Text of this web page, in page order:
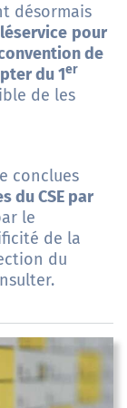
désormais
pour
de
du 1er
de les
conclues
du CSE par
le
de la
du